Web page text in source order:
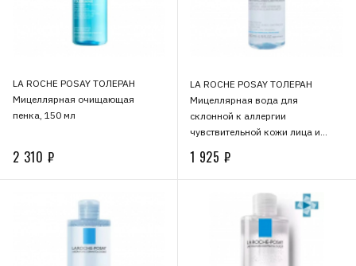
LA ROCHE POSAY ТОЛЕРАН
Мицеллярная очищающая
пенка, 150 мл
2 310 ₽
LA ROCHE POSAY ТОЛЕРАН
Мицеллярная вода для
склонной к аллергии
чувствительной кожи лица и
1 925 ₽